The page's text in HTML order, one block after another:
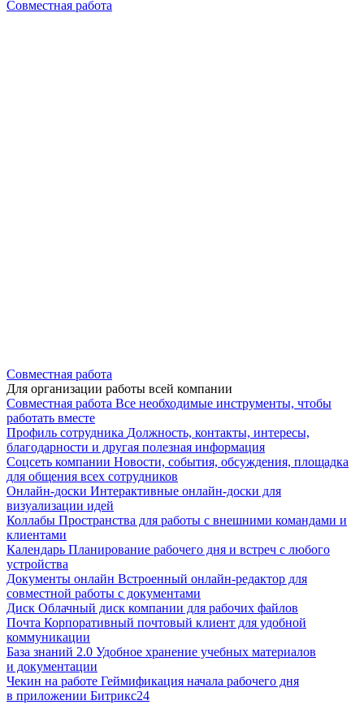
Совместная работа
Совместная работа
Для организации работы всей компании
Совместная работа Все необходимые инструменты, чтобы
работать вместе
Профиль сотрудника Должность, контакты, интересы,
благодарности и другая полезная информация
Соцсеть компании Новости, события, обсуждения, площадка
для общения всех сотрудников
Онлайн-доски Интерактивные онлайн-доски для
визуализации идей
Коллабы Пространства для работы с внешними командами и
клиентами
Календарь Планирование рабочего дня и встреч с любого
устройства
Документы онлайн Встроенный онлайн-редактор для
совместной работы с документами
Диск Облачный диск компании для рабочих файлов
Почта Корпоративный почтовый клиент для удобной
коммуникации
База знаний 2.0 Удобное хранение учебных материалов
и документации
Чекин на работе Геймификация начала рабочего дня
в приложении Битрикс24